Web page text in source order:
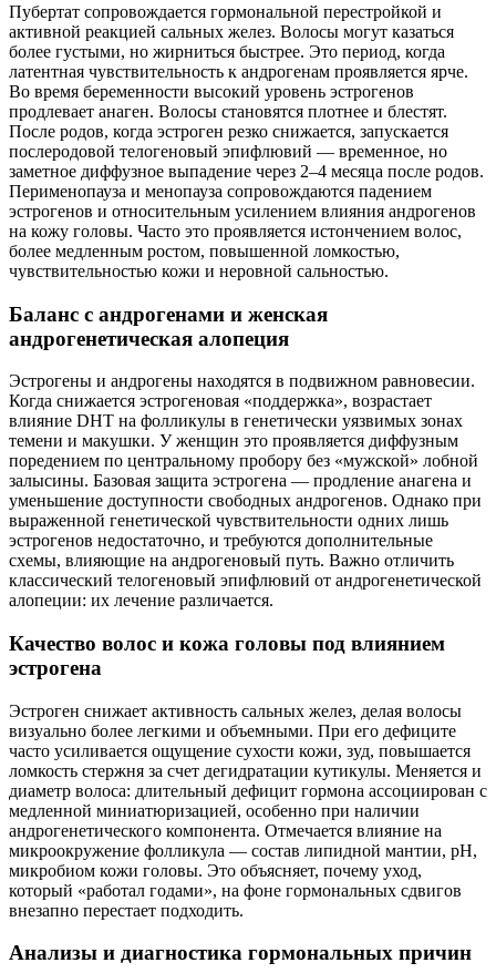
Пубертат сопровождается гормональной перестройкой и
активной реакцией сальных желез. Волосы могут казаться
более густыми, но жирниться быстрее. Это период, когда
латентная чувствительность к андрогенам проявляется ярче.
Во время беременности высокий уровень эстрогенов
продлевает анаген. Волосы становятся плотнее и блестят.
После родов, когда эстроген резко снижается, запускается
послеродовой телогеновый эпифлювий — временное, но
заметное диффузное выпадение через 2–4 месяца после родов.
Перименопауза и менопауза сопровождаются падением
эстрогенов и относительным усилением влияния андрогенов
на кожу головы. Часто это проявляется истончением волос,
более медленным ростом, повышенной ломкостью,
чувствительностью кожи и неровной сальностью.
Баланс с андрогенами и женская
андрогенетическая алопеция
Эстрогены и андрогены находятся в подвижном равновесии.
Когда снижается эстрогеновая «поддержка», возрастает
влияние DHT на фолликулы в генетически уязвимых зонах
темени и макушки. У женщин это проявляется диффузным
поредением по центральному пробору без «мужской» лобной
залысины. Базовая защита эстрогена — продление анагена и
уменьшение доступности свободных андрогенов. Однако при
выраженной генетической чувствительности одних лишь
эстрогенов недостаточно, и требуются дополнительные
схемы, влияющие на андрогеновый путь. Важно отличить
классический телогеновый эпифлювий от андрогенетической
алопеции: их лечение различается.
Качество волос и кожа головы под влиянием
эстрогена
Эстроген снижает активность сальных желез, делая волосы
визуально более легкими и объемными. При его дефиците
часто усиливается ощущение сухости кожи, зуд, повышается
ломкость стержня за счет дегидратации кутикулы. Меняется и
диаметр волоса: длительный дефицит гормона ассоциирован с
медленной миниатюризацией, особенно при наличии
андрогенетического компонента. Отмечается влияние на
микроокружение фолликула — состав липидной мантии, pH,
микробиом кожи головы. Это объясняет, почему уход,
который «работал годами», на фоне гормональных сдвигов
внезапно перестает подходить.
Анализы и диагностика гормональных причин